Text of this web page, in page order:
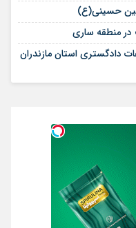
حسینی(ع)
منطقه ساری
استان مازندران